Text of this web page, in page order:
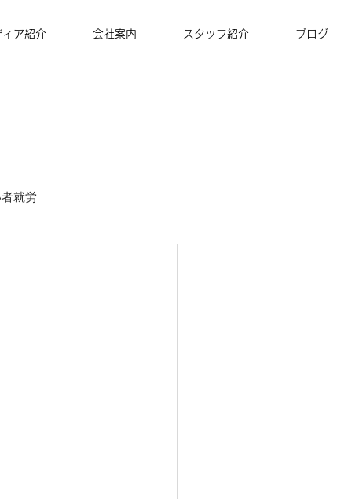
ィア紹介 会社案内 スタッフ紹介 ブログ
就労